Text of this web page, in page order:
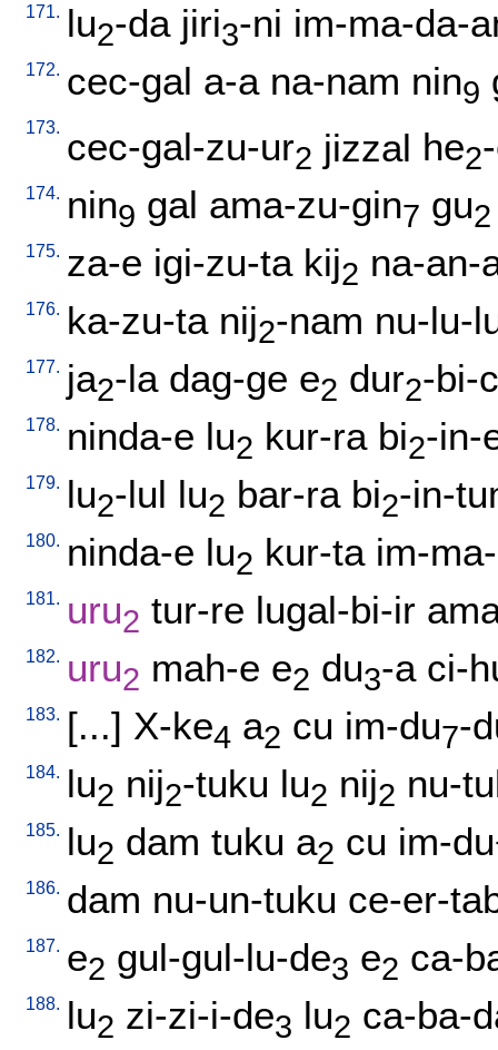
171. lu2-da jiri3-ni im-ma-da-
172. cec-gal a-a na-nam nin9
173. cec-gal-zu-ur2 jizzal he2
174. nin9 gal ama-zu-gin7 gu2
175. za-e igi-zu-ta kij2 na-an-
176. ka-zu-ta nij2-nam nu-lu-
177. ja2-la dag-ge e2 dur2-bi-
178. ninda-e lu2 kur-ra bi2-in-
179. lu2-lul lu2 bar-ra bi2-in-
180. ninda-e lu2 kur-ta im-
181. uru2 tur-re lugal-bi-ir
182. uru2 mah-e e2 du3-a ci-
183. [...] X-ke4 a2 cu im-du7-
184. lu2 nij2-tuku lu2 nij2 nu-
185. lu2 dam tuku a2 cu im-du
186. dam nu-un-tuku ce-er-
187. e2 gul-gul-lu-de3 e2 ca-
188. lu2 zi-zi-i-de3 lu2 ca-ba-